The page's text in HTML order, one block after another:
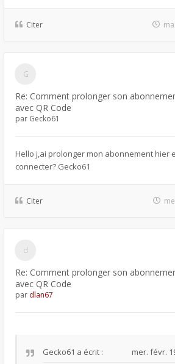
Citer
Re: Comment prolonger son
avec QR Code
par Gecko61
Hello j,ai prolonger mon abonnement hier
connecter? Gecko61
Citer
Re: Comment prolonger son
avec QR Code
par dlan67
Gecko61 a écrit : mer. févr.